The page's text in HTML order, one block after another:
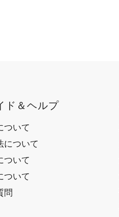
ド＆ヘルプ
ついて
について
ついて
ついて
問